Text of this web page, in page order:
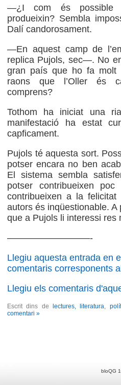
—¿I com és possible
produeixin? Sembla
Dalí candorosament.
—En aquest camp de
replica Pujols, sec—. No
gran país que ho fa molt
raons que l’Oller és
comprens?
Tothom ha iniciat una
manifestació ha estat
capficament.
Pujols té aquesta sort.
potser encara no ben
El sistema sembla
potser contribueixen
contribueixen a la
autors és inqüestionable.
que a Pujols li interessi res
—————————-
Llegiu aquesta entrada en
comentaris corresponents
Llegiu els comentaris
Escrit dins de lectures, literatura,
comentari »
bloQG